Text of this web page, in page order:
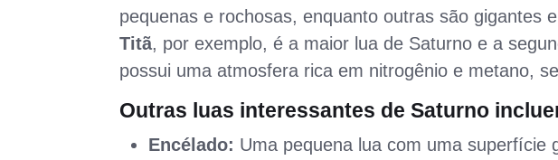
pequenas e rochosas, enquanto outras são gigantes
Titã, por exemplo, é a maior lua de Saturno e a
possui uma atmosfera rica em nitrogênio e metano,
Outras luas interessantes de Saturno
Encélado: Uma pequena lua com uma superfície